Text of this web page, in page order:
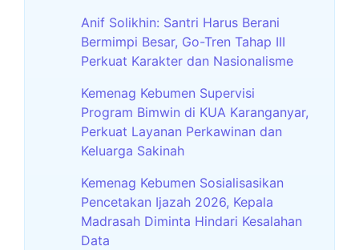
Anif Solikhin: Santri Harus Berani
Bermimpi Besar, Go-Tren Tahap III
Perkuat Karakter dan Nasionalisme
Kemenag Kebumen Supervisi
Program Bimwin di KUA Karanganyar,
Perkuat Layanan Perkawinan dan
Keluarga Sakinah
Kemenag Kebumen Sosialisasikan
Pencetakan Ijazah 2026, Kepala
Madrasah Diminta Hindari Kesalahan
Data